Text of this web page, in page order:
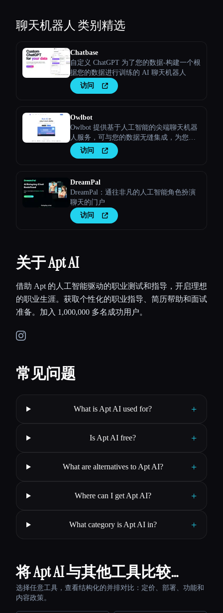
聊天机器人 类别精选
Chatbase
自定义 ChatGPT 为了您的数据-构建一个根
据您的数据进行训练的 AI 聊天机器人
访问
Owlbot
Owlbot 提供基于人工智能的尖端聊天机器
人服务，可与您的数据无缝集成，为您、
您的客户或团队提供即时响应。
访问
DreamPal
DreamPal：通往非凡的人工智能角色扮演
聊天的门户
访问
关于 Apt AI
借助 Apt 的人工智能驱动的职业测试和指导，开启理想
的职业生涯。获取个性化的职业指导、简历帮助和面试
准备。加入 1,000,000 多名成功用户。
常见问题
What is Apt AI used for? +
Is Apt AI free? +
What are alternatives to Apt AI? +
Where can I get Apt AI? +
What category is Apt AI in? +
将 Apt AI 与其他工具比较…
选择任意工具，查看结构化的并排对比：定价、部署、功能和
内容政策。